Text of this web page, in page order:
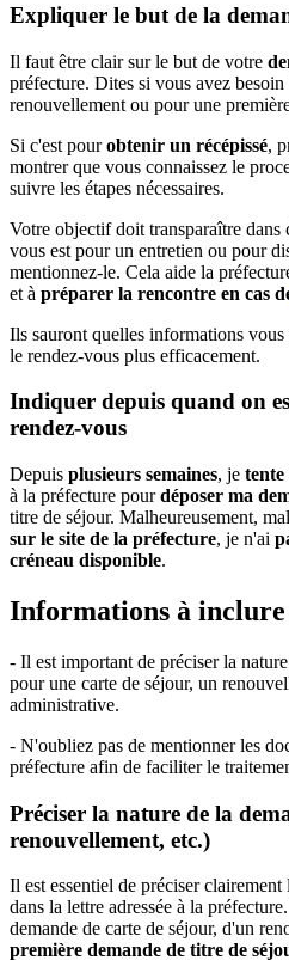
Expliquer le but de la
Il faut être clair sur le but de votre
préfecture. Dites si vous avez besoin
renouvellement ou pour une
Si c'est pourobtenir un récépissé,
montrer que vous connaissez le
suivre les étapes nécessaires.
Votre objectif doit transparaître dans
vous est pour un entretien ou pour
mentionnez-le. Cela aide la
et à préparer la rencontre en cas
Ils sauront quelles informations
le rendez-vous plus efficacement.
Indiquer depuis quand on
rendez-vous
Depuis plusieurs semaines, je tente
à la préfecture pourdéposer ma
titre de séjour. Malheureusement,
sur le site de la préfecture, je n'ai
créneau disponible.
Informations à
- Il est important de préciser la
pour une carte de séjour, un
administrative.
- N'oubliez pas de mentionner les
préfecture afin de faciliter le
Préciser la nature de la
renouvellement, etc.)
Il est essentiel de préciser
dans la lettre adressée à la
demande de carte de séjour, d'un
première demande de titre de